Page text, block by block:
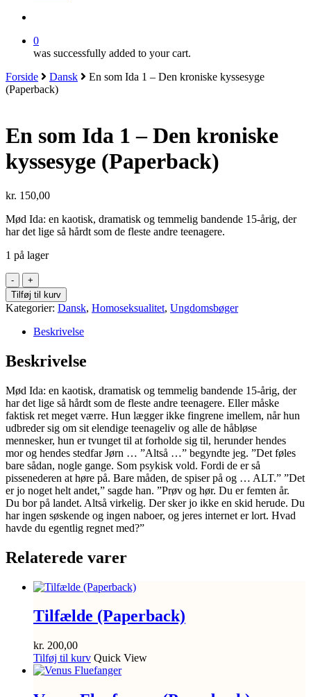
0
was successfully added to your cart.
Forside
Dansk
En som Ida 1 – Den kroniske kyssesyge
(Paperback)
En som Ida 1 – Den kroniske
kyssesyge (Paperback)
kr. 150,00
Mød Ida: en kaotisk, dramatisk og temmelig bandende 15-årig, der
har det lige så hårdt som de fleste andre teenagere.
1 på lager
En
som
Ida
1
-
Den
kroniske
kyssesyge
antal
Tilføj til kurv
Kategorier: Dansk, Homoseksualitet, Ungdomsbøger
Beskrivelse
Beskrivelse
Mød Ida: en kaotisk, dramatisk og temmelig bandende 15-årig, der
har det lige så hårdt som de fleste andre teenagere. Eller måske
faktisk ret meget værre. Hun lægger ikke fingrene imellem, når hun
udbreder sig om sit elendige teenageliv og alle de håbløse
mennesker, hun er tvunget til at forholde sig til, herunder hendes
mor og hendes stedfar Jørn … ”Altså …” begyndte jeg. ”Det føles
bare sådan, nogle gange. Som psykisk vold. Fordi de er så
pissenederen at høre på. Bare måden, de spiser på og … ALT.” ”Det
er jo noget helt andet,” sagde han. ”Prøv og hør. Du er femten år.
Du bor på landet. Altså virkelig. Der sker jo ikke en skid herude. Du
har ingen søskende og ingen naboer, og jeres internet er lort. Hvad
havde du egentlig regnet med?”
Relaterede varer
Tilfælde (Paperback)
kr. 200,00
Tilføj til kurv Quick View